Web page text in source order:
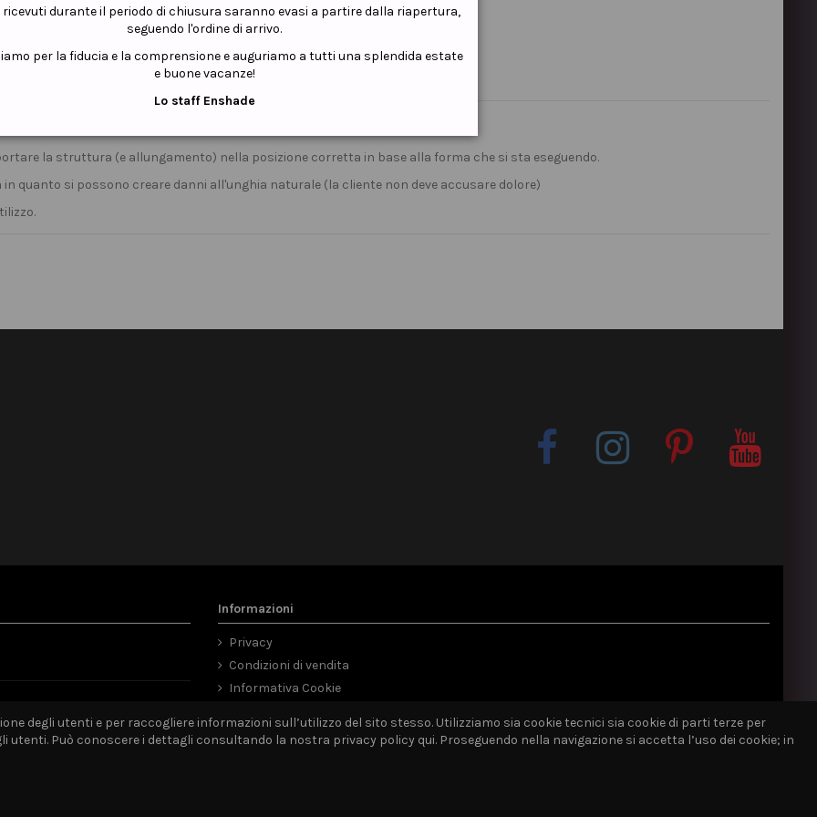
la struttura (e allungamento) nella posizione corretta in base alla forma che si sta eseguendo.
quanto si possono creare danni all'unghia naturale (la cliente non deve accusare dolore)
Informazioni
Privacy
Condizioni di vendita
Informativa Cookie
ricevuti durante il periodo di chiusura saranno evasi a partire dalla riapertura,
seguendo l'ordine di arrivo.
per la fiducia e la comprensione e auguriamo a tutti una splendida estate
e buone vacanze!
Lo staff Enshade
degli utenti e per raccogliere informazioni sull’utilizzo del sito stesso. Utilizziamo sia cookie tecnici sia cookie di parti terze per
Può conoscere i dettagli consultando la nostra privacy policy qui. Proseguendo nella navigazione si accetta l’uso dei cookie; in